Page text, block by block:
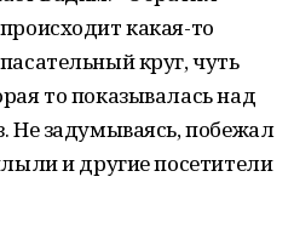
какая-то
круг, чуть
то показывалась над
Не задумываясь, побежал
и другие посетители